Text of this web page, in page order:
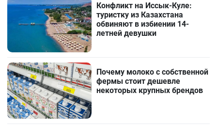
Конфликт на Иссык-Куле:
туристку из Казахстана
обвиняют в избиении 14-
летней девушки
Почему молоко с собственной
фермы стоит дешевле
некоторых крупных брендов